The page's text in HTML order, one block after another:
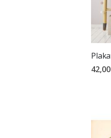
42,00